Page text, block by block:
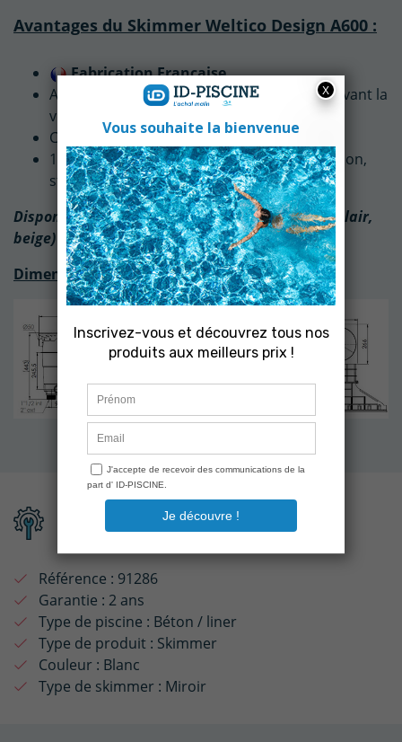
Avantages du Skimmer Weltico Design A600 :
Fabrication Française
Agrafes et colle ou vis fournies si besoin suivant la
version
Connexion possible à un trop plein
1 seul carton pour une meilleure identification,
stockage et protection du produit
Disponible en plusieurs coloris (gris foncé, gris clair,
beige) sur demande.
Dimensions :
Fiche technique
Référence : 91286
Garantie : 2 ans
Type de piscine : Béton / liner
Type de produit : Skimmer
Couleur : Blanc
Type de skimmer : Miroir